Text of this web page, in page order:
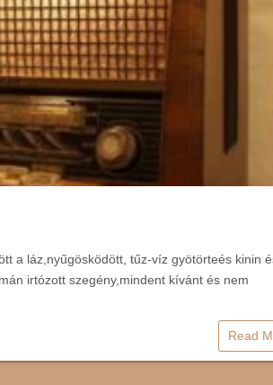
a láz,nyűgösködött, tűz-víz gyötörteés kinin
irtózott szegény,mindent kívánt és nem
Read